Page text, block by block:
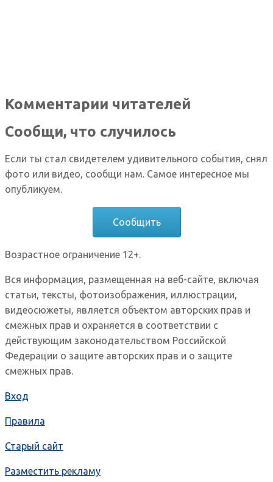
Комментарии читателей
Сообщи, что случилось
Если ты стал свидетелем удивительного события, снял
фото или видео, сообщи нам. Самое интересное мы
опубликуем.
Сообщить
Возрастное ограничение 12+.
Вся информация, размещенная на веб-сайте, включая
статьи, тексты, фотоизображения, иллюстрации,
видеосюжеты, является объектом авторских прав и
смежных прав и охраняется в соответствии с
действующим законодательством Российской
Федерации о защите авторских прав и о защите
смежных прав.
Вход
Правила
Старый сайт
Разместить рекламу